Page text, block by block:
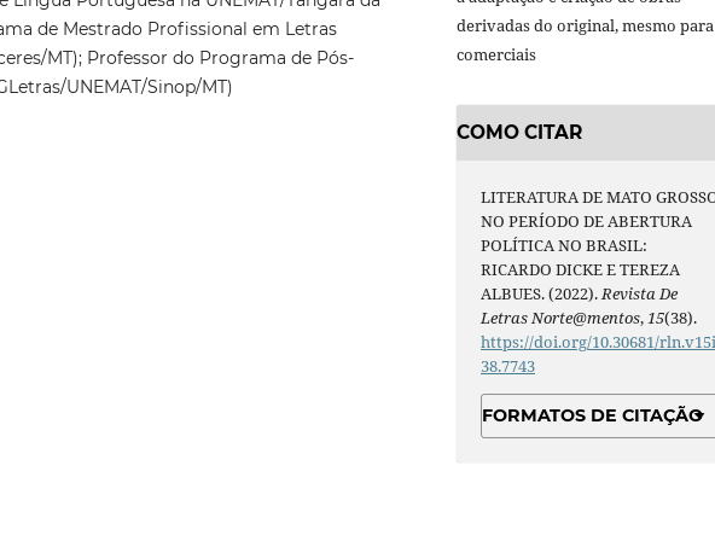
de Mestrado Profissional em Letras
MT); Professor do Programa de Pós-
UNEMAT/Sinop/MT)
derivadas do original, mesmo
comerciais
COMO CITAR
LITERATURA DE MATO
NO PERÍODO DE ABERTURA
POLÍTICA NO BRASIL:
RICARDO DICKE E TEREZA
ALBUES. (2022). Revista De
Letras Norte@mentos, 15(38).
https://doi.org/10.30681/rln.v15i
38.7743
FORMATOS DE CITAÇÃO